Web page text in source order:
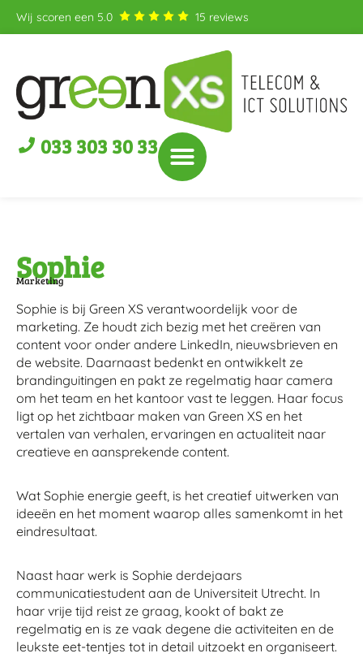
Wij scoren een 5.0 15 reviews
033 303 30 33
Sophie
Marketing
Sophie is bij Green XS verantwoordelijk voor de
marketing. Ze houdt zich bezig met het creëren van
content voor onder andere LinkedIn, nieuwsbrieven en
de website. Daarnaast bedenkt en ontwikkelt ze
brandinguitingen en pakt ze regelmatig haar camera
om het team en het kantoor vast te leggen. Haar focus
ligt op het zichtbaar maken van Green XS en het
vertalen van verhalen, ervaringen en actualiteit naar
creatieve en aansprekende content.
Wat Sophie energie geeft, is het creatief uitwerken van
ideeën en het moment waarop alles samenkomt in het
eindresultaat.
Naast haar werk is Sophie derdejaars
communicatiestudent aan de Universiteit Utrecht. In
haar vrije tijd reist ze graag, kookt of bakt ze
regelmatig en is ze vaak degene die activiteiten en de
leukste eet-tentjes tot in detail uitzoekt en organiseert.